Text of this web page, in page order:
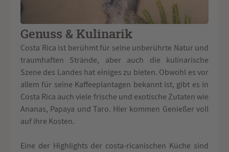
Genuss & Kulinarik
Costa Rica ist berühmt für seine unberührte Natur und
traumhaften Strände, aber auch die kulinarische
Szene des Landes hat einiges zu bieten. Obwohl es vor
allem für seine Kaffeeplantagen bekannt ist, gibt es in
Costa Rica auch viele frische und exotische Zutaten wie
Ananas, Papaya und Taro. Hier kommen Genießer voll
auf ihre Kosten.
Eine der Highlights der costa-ricanischen Küche sind